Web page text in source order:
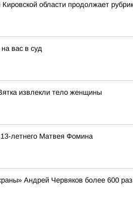
области продолжает
вас в суд
извлекли тело женщины
летнего Матвея Фомина
Андрей Червяков более 600